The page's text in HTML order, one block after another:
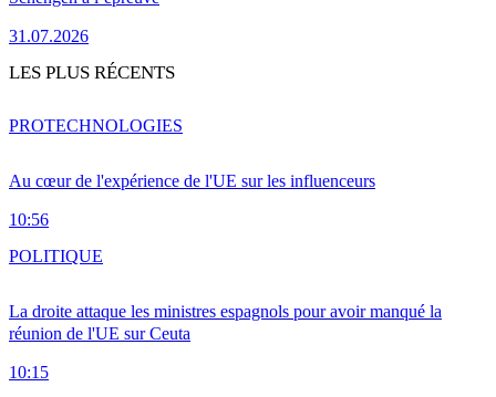
31.07.2026
LES PLUS RÉCENTS
Au cœur de l'expérience de l'UE sur les influenceurs
10:56
PROTECHNOLOGIES
La droite attaque les ministres espagnols pour avoir manqué la
réunion de l'UE sur Ceuta
10:15
POLITIQUE